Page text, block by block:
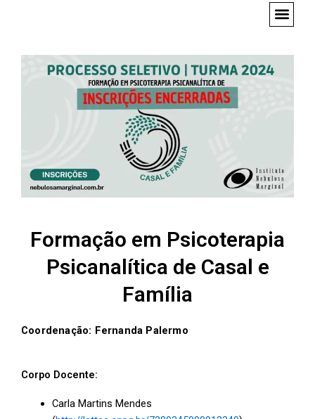
M
e
u
Formação em Psicoterapia
Psicanalítica de Casal e
Família
Coordenação: Fernanda Palermo
Corpo Docente:
Carla Martins Mendes